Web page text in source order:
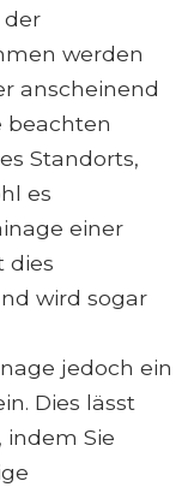
der
werden
anscheinend
beachten
Standorts,
es
einer
dies
wird sogar
jedoch ein
Dies lässt
indem Sie